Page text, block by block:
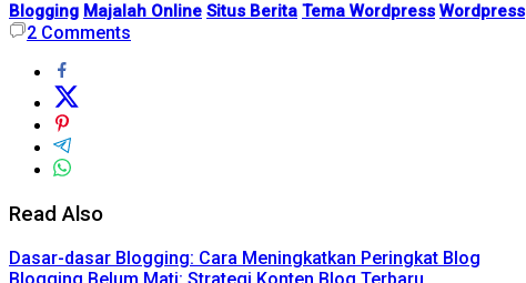
Blogging Majalah Online Situs Berita Tema Wordpress Wordpress
2 Comments
Read Also
Dasar-dasar Blogging: Cara Meningkatkan Peringkat Blog